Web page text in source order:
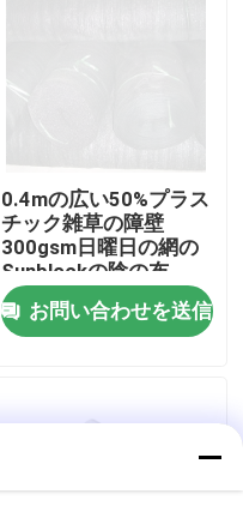
0.4mの広い50%プラス
チック雑草の障壁
300gsm日曜日の網の
Sunblockの陰の布
お問い合わせを送信